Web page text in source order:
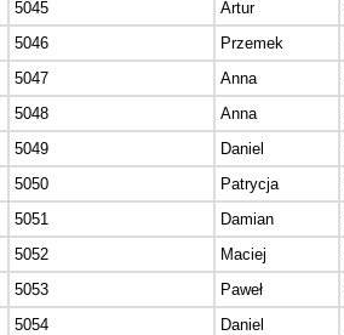
5045 Artur
5046 Przemek
5047 Anna
5048 Anna
5049 Daniel
5050 Patrycja
5051 Damian
5052 Maciej
5053 Paweł
5054 Daniel